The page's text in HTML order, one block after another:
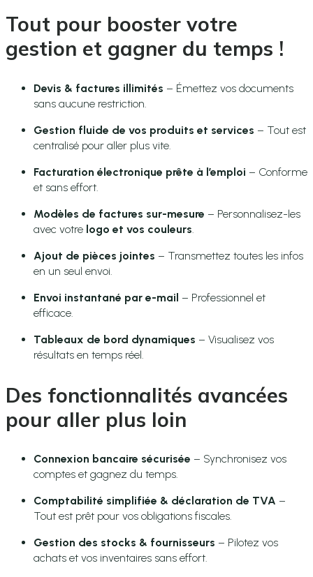
Tout pour booster votre
gestion et gagner du temps !
Devis & factures illimités – Émettez vos documents
sans aucune restriction.
Gestion fluide de vos produits et services – Tout est
centralisé pour aller plus vite.
Facturation électronique prête à l’emploi – Conforme
et sans effort.
Modèles de factures sur-mesure – Personnalisez-les
avec votre logo et vos couleurs.
Ajout de pièces jointes – Transmettez toutes les infos
en un seul envoi.
Envoi instantané par e-mail – Professionnel et
efficace.
Tableaux de bord dynamiques – Visualisez vos
résultats en temps réel.
Des fonctionnalités avancées
pour aller plus loin
Connexion bancaire sécurisée – Synchronisez vos
comptes et gagnez du temps.
Comptabilité simplifiée & déclaration de TVA –
Tout est prêt pour vos obligations fiscales.
Gestion des stocks & fournisseurs – Pilotez vos
achats et vos inventaires sans effort.